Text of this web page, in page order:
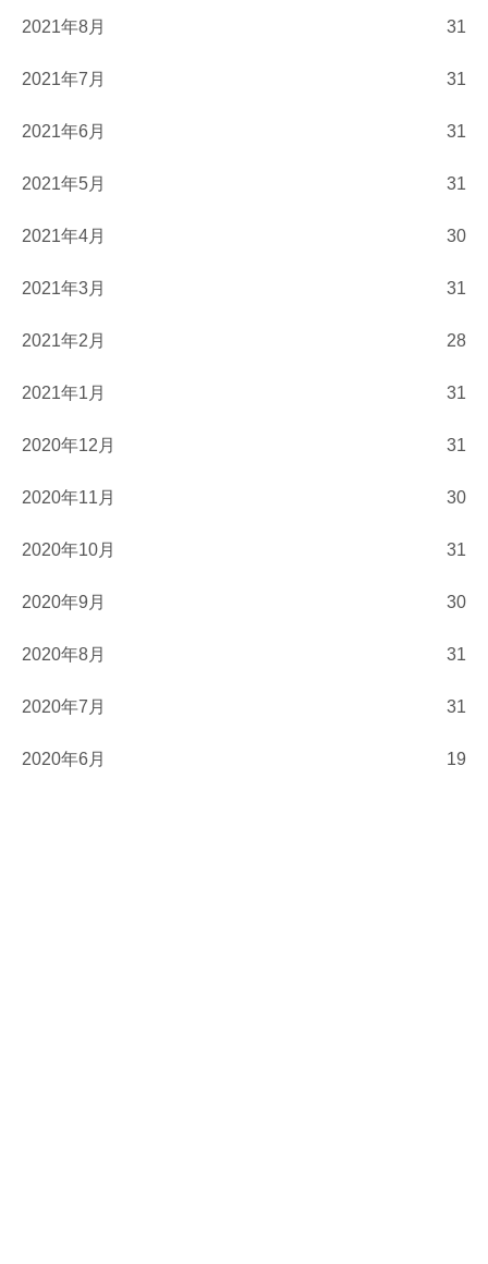
2021年8月 31
2021年7月 31
2021年6月 31
2021年5月 31
2021年4月 30
2021年3月 31
2021年2月 28
2021年1月 31
2020年12月 31
2020年11月 30
2020年10月 31
2020年9月 30
2020年8月 31
2020年7月 31
2020年6月 19